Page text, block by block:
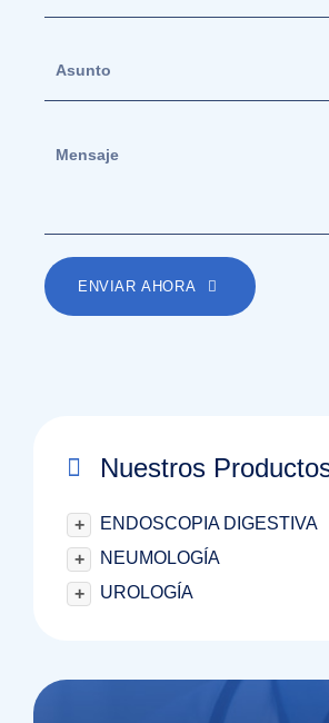
ENVIAR AHORA
Nuestros
+
ENDOSCOPIA DIGESTIVA
+
NEUMOLOGÍA
+
UROLOGÍA